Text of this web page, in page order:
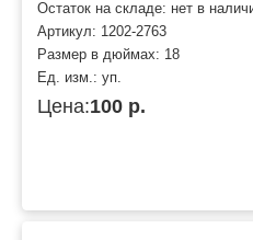
Остаток на складе: нет в
Артикул: 1202-2763
Размер в дюймах: 18
Ед. изм.: уп.
Цена:100 р.